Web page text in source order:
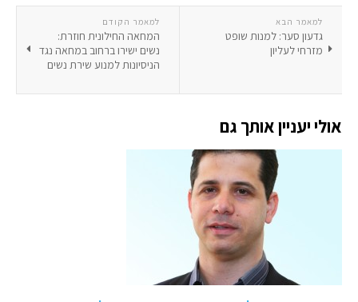
למאמר הקודם
המחאה החילונית חוזרת:
נשים ישירו ברחוב במחאה נגד
הניסיונות למנוע שירת נשים
למאמר הבא
גדעון סער: למנות שופט
מזרחי לעליון
אולי יעניין אותך גם